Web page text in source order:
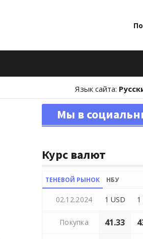
Язык сайта:
Мы в
Курс валют
ТЕНЕВОЙ РЫНОК НБУ
02.12.2024 1 USD 1
Покупка 41.33